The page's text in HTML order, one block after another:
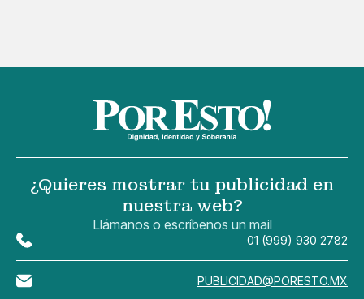
¿Quieres mostrar tu publicidad en
nuestra web?
Llámanos o escríbenos un mail
01 (999) 930 2782
PUBLICIDAD@PORESTO.MX